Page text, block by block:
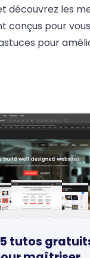
découvrez les
conçus pour
pour
tutos